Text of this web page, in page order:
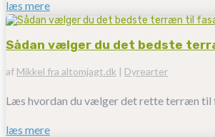
læs mere
Sådan vælger du det bedste
af Mikkel fra altomjagt.dk | Dyrearter
Læs hvordan du vælger det rette terræn til
læs mere